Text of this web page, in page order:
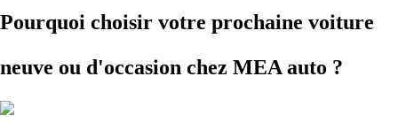
Pourquoi choisir votre prochaine voiture
neuve ou d'occasion chez MEA auto ?